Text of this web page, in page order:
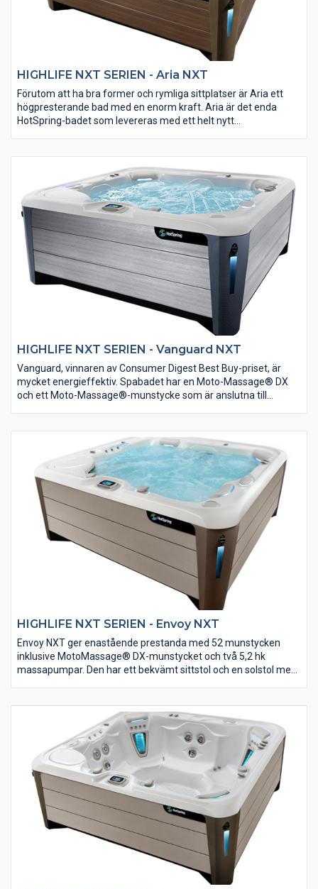
HIGHLIFE NXT SERIEN - Aria NXT
Förutom att ha bra former och rymliga sittplatser är Aria ett
högpresterande bad med en enorm kraft. Aria är det enda
HotSpring-badet som levereras med ett helt nytt
Moto-Massage® DX-munstycken, precisionsnassmassage och
Tri-X®-filter. Utvändig design av BMW Design Group med
fascinerande belysning. HotSpring NXT är enligt vår
uppfattning det bästa badet på den norska marknaden.
HIGHLIFE NXT SERIEN - Vanguard NXT
Vanguard, vinnaren av Consumer Digest Best Buy-priset, är
mycket energieffektiv. Spabadet har en Moto-Massage® DX
och ett Moto-Massage®-munstycke som är anslutna till
WellSpring-vattenfunktion ger Vanguard maximal avkoppling.
Det här är verkligen ett badrum för finsmakare. Utvändig design
av BMW Design Group med fascinerande belysning. HotSpring
NXT är enligt vår uppfattning det bästa badet på den norska
marknaden.
HIGHLIFE NXT SERIEN - Envoy NXT
Envoy NXT ger enastående prestanda med 52 munstycken
inklusive MotoMassage® DX-munstycket och två 5,2 hk
massapumpar. Den har ett bekvämt sittstol och en solstol med
enastående fotterapi. Avladdningsteknik, 100% filtrering och
avancerade Tri-X filter håller vattentvättaren och fräschare än
något annat bad på marknaden. Utvändig design av BMW
Design Group med fascinerande belysning. Enligt vår
uppfattning är HotSpring NXT det bästa badet på den norska
marknaden.